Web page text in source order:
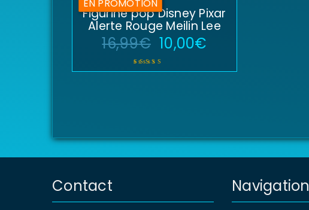
EN PROMOTION
Figurine pop Disney Pixar
Alerte Rouge Meilin Lee
16,99€ 10,00€
Contact Navigation